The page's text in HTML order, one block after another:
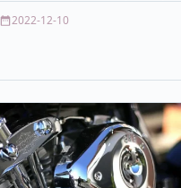
2022-12-10